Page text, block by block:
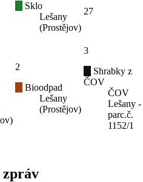
Sklo
Lešany
(Prostějov)
27
2
Bioodpad
Lešany
(Prostějov)
3
Shrabky z
ČOV
ČOV
Lešany -
parc.č.
1152/1
zpráv